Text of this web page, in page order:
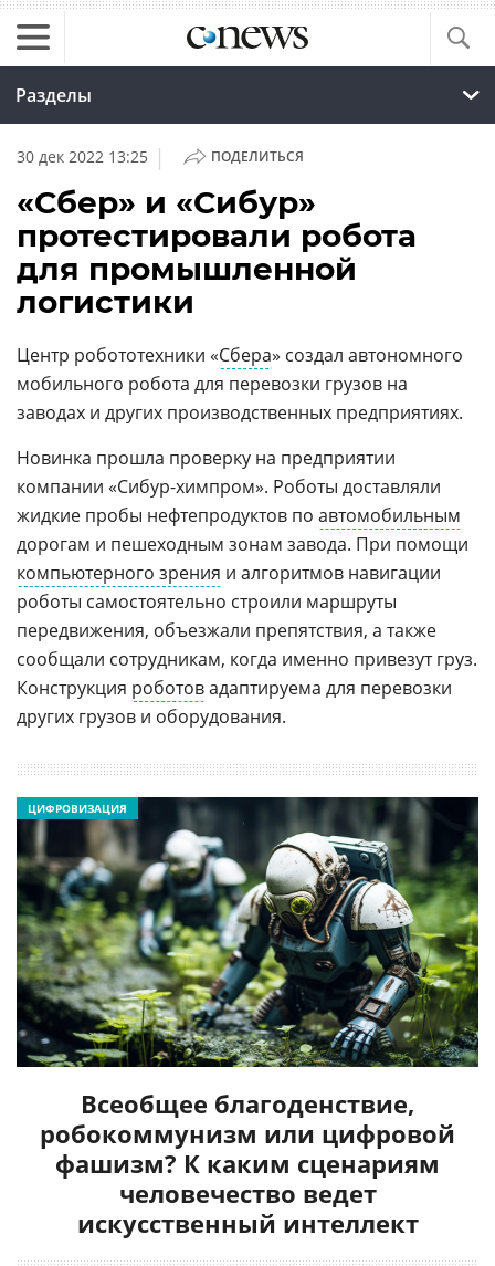
Разделы
30 дек 2022 13:25 | ПОДЕЛИТЬСЯ
«Сбер» и «Сибур»
протестировали робота
для промышленной
логистики
Центр робототехники «Сбера» создал автономного
мобильного робота для перевозки грузов на
заводах и других производственных предприятиях.
Новинка прошла проверку на предприятии
компании «Сибур-химпром». Роботы доставляли
жидкие пробы нефтепродуктов по автомобильным
дорогам и пешеходным зонам завода. При помощи
компьютерного зрения и алгоритмов навигации
роботы самостоятельно строили маршруты
передвижения, объезжали препятствия, а также
сообщали сотрудникам, когда именно привезут груз.
Конструкция роботовадаптируема для перевозки
других грузов и оборудования.
Всеобщее благоденствие,
робокоммунизм или цифровой
фашизм? К каким сценариям
человечество ведет
искусственный интеллект
ЦИФРОВИЗАЦИЯ